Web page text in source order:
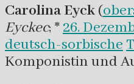
Carolina Eyck(
Eyckec; *26.
deutsch-sorbische
Komponistin und